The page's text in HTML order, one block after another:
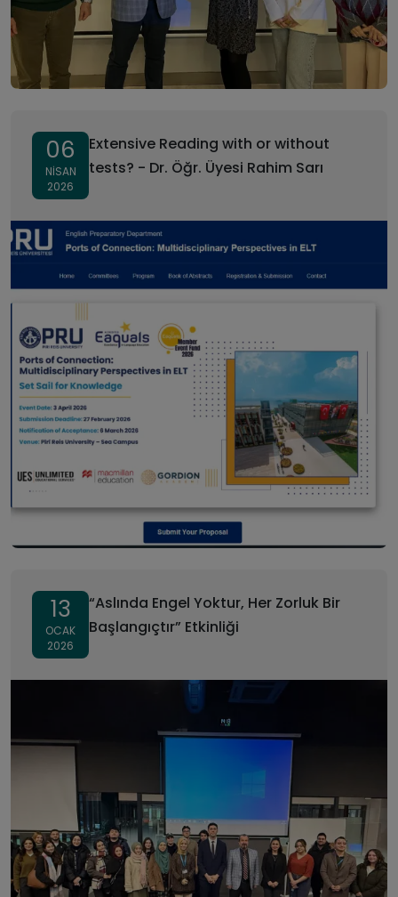
06
NISAN
2026
Extensive Reading with or without
tests? - Dr. Öğr. Üyesi Rahim Sarı
13
OCAK
2026
“Aslında Engel Yoktur, Her Zorluk Bir
Başlangıçtır” Etkinliği